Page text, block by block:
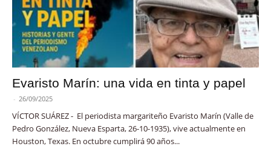
Evaristo Marín: una vida en tinta y papel
- 26/09/2025
VÍCTOR SUÁREZ - El periodista margariteño Evaristo Marín (Valle de
Pedro González, Nueva Esparta, 26-10-1935), vive actualmente en
Houston, Texas. En octubre cumplirá 90 años...